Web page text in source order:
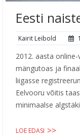
Eesti
Kairit Leibold
2012. aasta
mängutoas ja
liigasse
Eelvooru võitis
minimaalse
LOE EDASI